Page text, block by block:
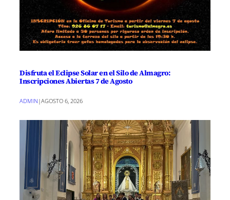
Disfruta el Eclipse Solar en el Silo de Almagro:
Inscripciones Abiertas 7 de Agosto
ADMIN |AGOSTO 6, 2026